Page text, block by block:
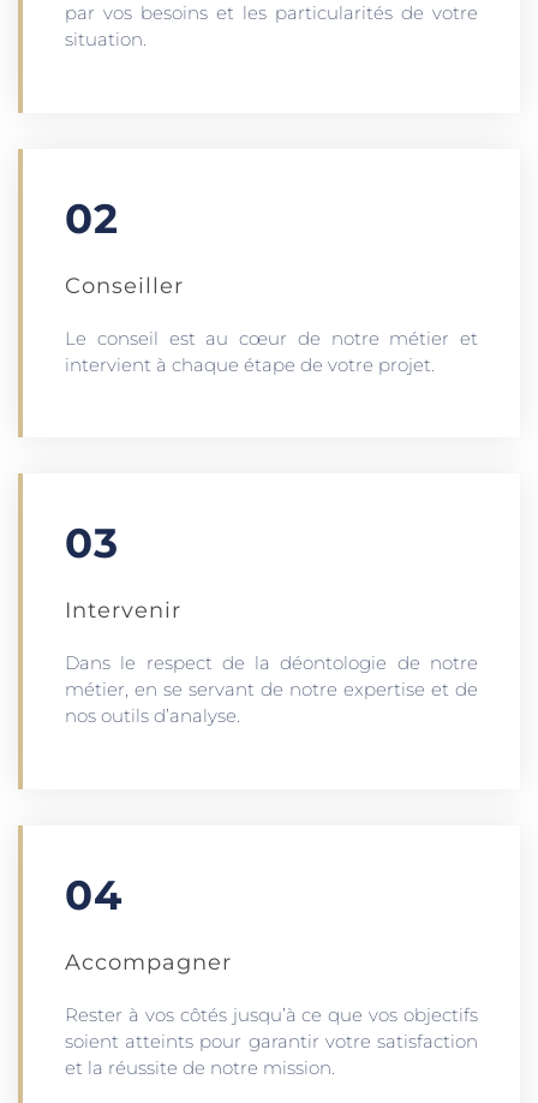
par vos besoins et les particularités de votre
situation.
02
Conseiller
Le conseil est au cœur de notre métier et
intervient à chaque étape de votre projet.
03
Intervenir
Dans le respect de la déontologie de notre
métier, en se servant de notre expertise et de
nos outils d’analyse.
04
Accompagner
Rester à vos côtés jusqu’à ce que vos objectifs
soient atteints pour garantir votre satisfaction
et la réussite de notre mission.